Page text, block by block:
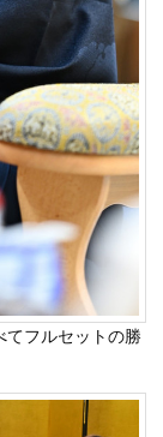
てフルセットの勝